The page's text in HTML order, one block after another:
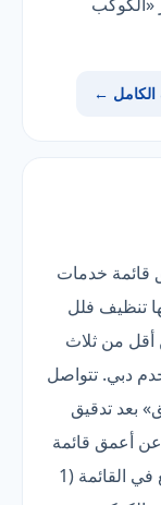
الكامل ←
قائمة خدمات
فيها تنظيف فلل
من ثلاث
دبي. تتواصل
بعد تدقيق
عن أعمق قائمة
خدمات — لكن تغطيتها أضيق من الأوسع في القائمة (1